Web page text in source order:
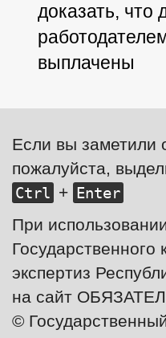
доказать, что
выплачены
Если вы заметили
пожалуйста,
Ctrl + Enter
При
Государственного
экспертиз
на сайт
©